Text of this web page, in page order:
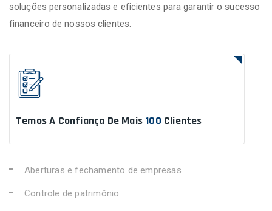
soluções personalizadas e eficientes para garantir o sucesso
financeiro de nossos clientes.
Temos A Confiança De Mais 100 Clientes
Aberturas e fechamento de empresas
Controle de patrimônio